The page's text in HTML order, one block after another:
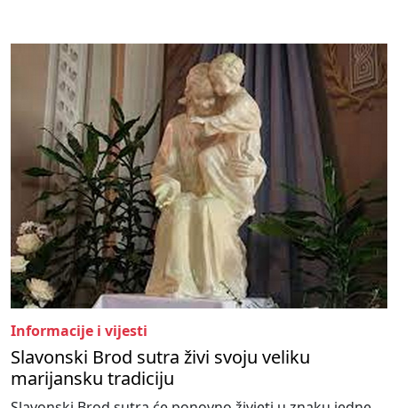
Informacije i vijesti
Slavonski Brod sutra živi svoju veliku
marijansku tradiciju